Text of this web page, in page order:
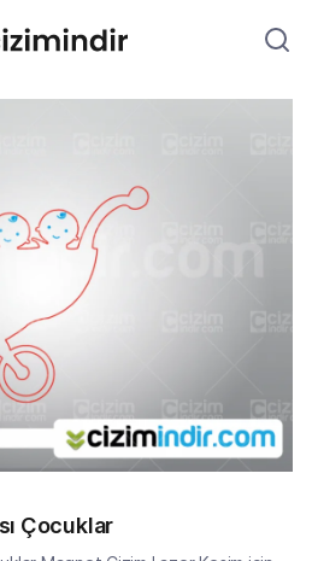
Çocuklar